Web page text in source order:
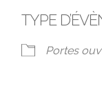
TYPE
Portes